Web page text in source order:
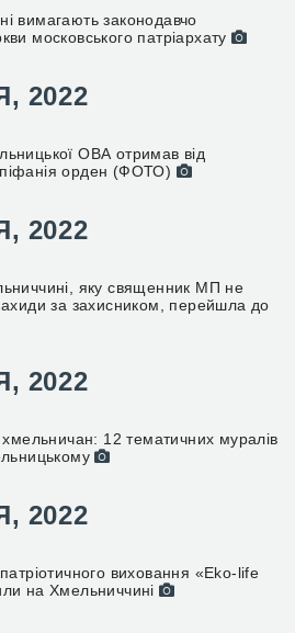
вимагають законодавчо
московського патріархату
2022
ОВА отримав від
орден (ФОТО)
2022
яку священник МП не
за захисником, перейшла до
2022
хмельничан: 12 тематичних муралів
2022
виховання «Eko-life
на Хмельниччині